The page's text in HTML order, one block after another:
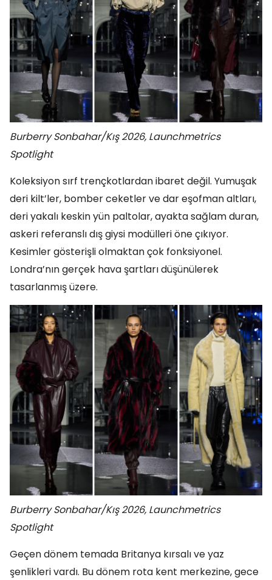
Burberry Sonbahar/Kış 2026, Launchmetrics
Spotlight
Koleksiyon sırf trençkotlardan ibaret değil. Yumuşak
deri kilt’ler, bomber ceketler ve dar eşofman altları,
deri yakalı keskin yün paltolar, ayakta sağlam duran,
askeri referanslı dış giysi modülleri öne çıkıyor.
Kesimler gösterişli olmaktan çok fonksiyonel.
Londra’nın gerçek hava şartları düşünülerek
tasarlanmış üzere.
Burberry Sonbahar/Kış 2026, Launchmetrics
Spotlight
Geçen dönem temada Britanya kırsalı ve yaz
şenlikleri vardı. Bu dönem rota kent merkezine, gece